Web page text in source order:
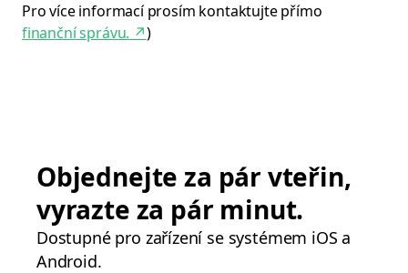
Pro více informací prosím kontaktujte přímo
finanční správu. ↗)
Objednejte za pár vteřin,
vyrazte za pár minut.
Dostupné pro zařízení se systémem iOS a
Android.